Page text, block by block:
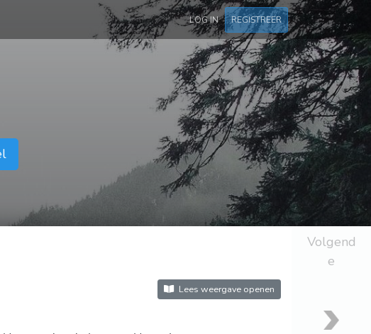
LOG IN REGISTREER
Lees weergave openen
Volgend
e